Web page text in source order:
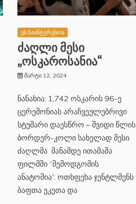
ეს საინტერესოა
ძაღლი მესი
„ოსკაროსანია“
მარტი 12, 2024
ნანახია: 1,742 ოსკარის 96-ე
ცერემონიას არაჩვეულებრივი
სტუმარი დაესწრო – შვიდი წლის
ბორდერ-კოლი სახელად მესი.
ძაღლმა მანამდე ითამაშა
ფილმში “შემოდგომის
ანატომია”. ოთხფეხა ჯენტლმენს
ბაფთა ეკეთა და